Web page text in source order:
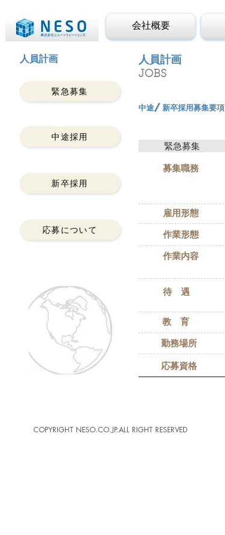
会社概要
人員計画
緊急募集
中途採用
新卒採用
応募について
人員計画
JOBS
中途/新卒採用募集要項
緊急募集
​募集職務
雇用形態
作業形態
作業内容
待 遇
​教 育
勤務場所
​応募資格
COPYRIGHT NESO.CO.JP.ALL RIGHT RESERVED